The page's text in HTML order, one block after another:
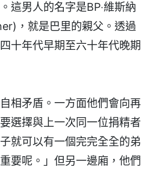
這男人的名字是BP‧維斯納
，就是巴里的親父。透過
十年代早期至六十年代晚期
相矛盾。一方面他們會向再
選擇與上一次同一位捐精者
就可以有一個完完全全的弟
要呢。」但另一邊廂，他們